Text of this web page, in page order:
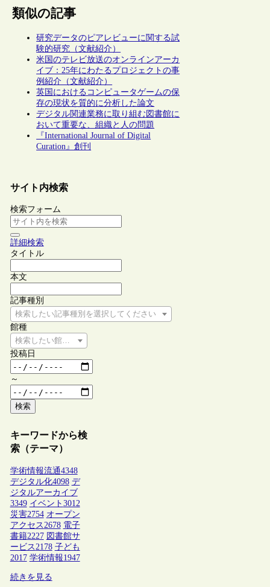
類似の記事
研究データのピアレビューに関する試
験的研究（文献紹介）
米国のテレビ放送のオンラインアーカ
イブ：25年にわたるプロジェクトの事
例紹介（文献紹介）
英国におけるコンピュータゲームの保
存の現状を質的に分析した論文
デジタル関連業務に取り組む図書館に
おいて重要な、組織と人の問題
『International Journal of Digital
Curation』創刊
サイト内検索
検索フォーム
詳細検索
タイトル
本文
記事種別
検索したい記事種別を選択してください
館種
検索したい館種を選択してください
投稿日
～
検索
キーワードから検
索（テーマ）
学術情報流通4348
デジタル化4098 デ
ジタルアーカイブ
3349 イベント 3012
災害2754 オープン
アクセス 2678 電子
書籍2227 図書館サ
ービス 2178 子ども
2017 学術情報1947
続きを見る